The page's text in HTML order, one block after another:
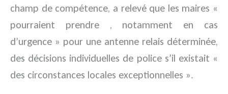
champ de compétence, a relevé que les maires «
pourraient prendre , notamment en cas
d’urgence » pour une antenne relais déterminée,
des décisions individuelles de police s’il existait «
des circonstances locales exceptionnelles ».